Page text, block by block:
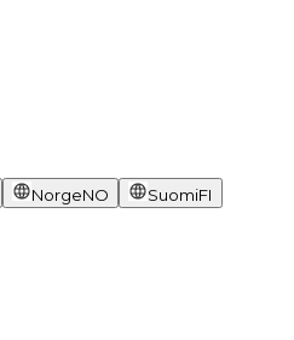
NorgeNO SuomiFI